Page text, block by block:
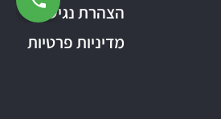
הצהרת נגישות
מדיניות פרטיות